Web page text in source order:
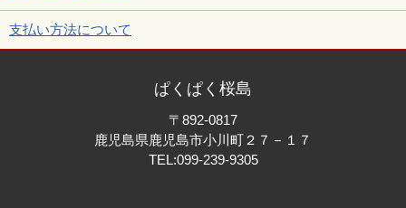
支払い方法について
ぱくぱく桜島
〒892-0817
鹿児島県鹿児島市小川町２７－１７
TEL:099-239-9305